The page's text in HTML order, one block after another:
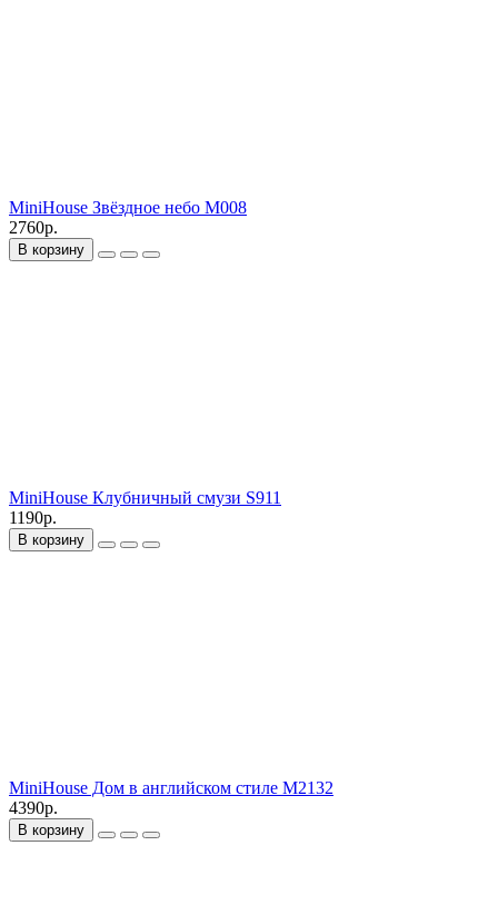
MiniHouse Звёздное небо M008
2760р.
В корзину
MiniHouse Клубничный смузи S911
1190р.
В корзину
MiniHouse Дом в английском стиле M2132
4390р.
В корзину